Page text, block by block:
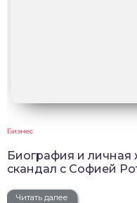
Бизнес
Биография и личная
скандал с Софией
Читать далее